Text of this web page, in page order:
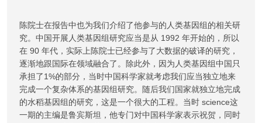
陈院士在报告中也为我们介绍了他参与的人类基因组的相关研
究。中国开展人类基因组研究应当是从 1992 年开始的，所以
在 90 年代，实际上陈院士已经参与了大数据的破译的研究，
逐渐地跟国际在领域融合了。除此外，因为人类基因组中国只
承担了1%的部分，当时中国科学家就考虑我们应当独立地来
完成一个复杂体系的基因组研究。随后我们国家就独立地完成
的水稻基因组的研究，这是一个很大的工程。当时 science这
一期的主编是鲁宾斯坦，他专门对中国科学家表示祝贺，同时